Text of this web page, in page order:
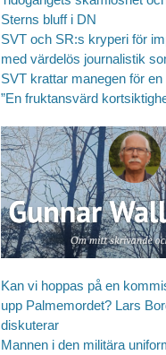
Sterns bluff i DN
SVT och SR:s kryperi för
med värdelös journalistik
SVT krattar manegen för
”En fruktansvärd
Kan vi hoppas på en
upp Palmemordet? Lars
diskuterar
Mannen i den militära